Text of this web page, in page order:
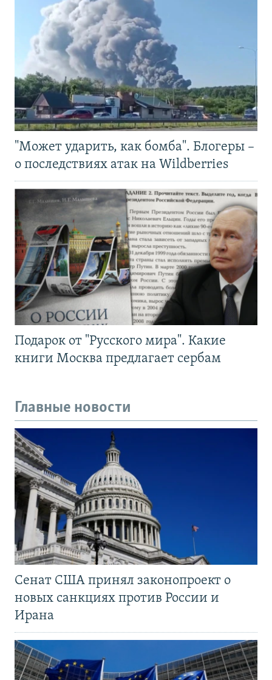
"Может ударить, как бомба". Блогеры –
о последствиях атак на Wildberries
Подарок от "Русского мира". Какие
книги Москва предлагает сербам
Главные новости
Сенат США принял законопроект о
новых санкциях против России и
Ирана